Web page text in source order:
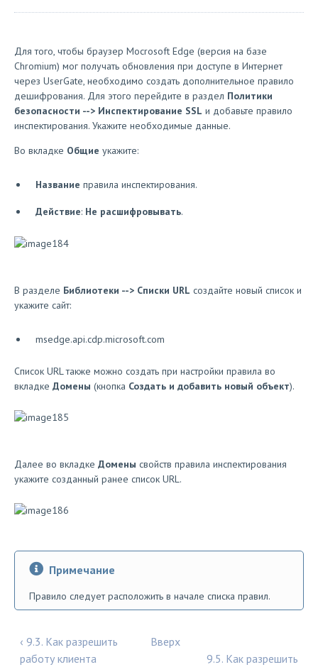
Для того, чтобы браузер Mocrosoft Edge (версия на базе
Chromium) мог получать обновления при доступе в Интернет
через UserGate, необходимо создать дополнительное правило
дешифрования. Для этого перейдите в раздел Политики
безопасности --> Инспектирование SSL и добавьте правило
инспектирования. Укажите необходимые данные.
Во вкладке Общие укажите:
Название правила инспектирования.
Действие: Не расшифровывать.
В разделе Библиотеки --> Списки URL создайте новый список и
укажите сайт:
msedge.api.cdp.microsoft.com
Список URL также можно создать при настройки правила во
вкладке Домены (кнопка Создать и добавить новый объект).
Далее во вкладке Домены свойств правила инспектирования
укажите созданный ранее список URL.
Примечание
Правило следует расположить в начале списка правил.
‹ 9.3. Как разрешить
работу клиента
Вверх
9.5. Как разрешить